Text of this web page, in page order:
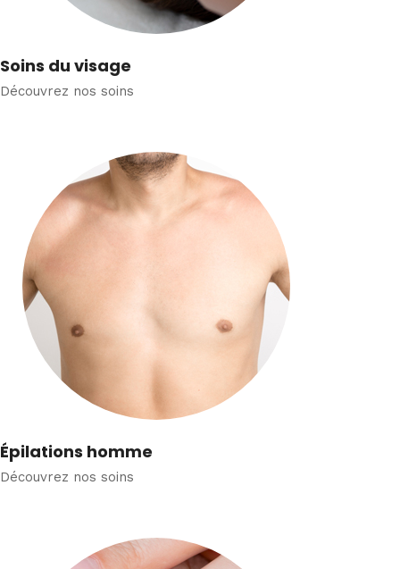
Soins du visage
Découvrez nos soins
Épilations homme
Découvrez nos soins